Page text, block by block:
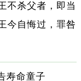
不杀父者，即当
今自悔过，罪咎
寿命童子